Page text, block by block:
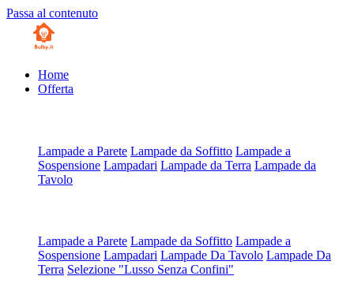
Passa al contenuto
Home
Offerta
Lampade a Parete Lampade da Soffitto Lampade a
Sospensione Lampadari Lampade da Terra Lampade da
Tavolo
Lampade a Parete Lampade da Soffitto Lampade a
Sospensione Lampadari Lampade Da Tavolo Lampade Da
Terra Selezione "Lusso Senza Confini"